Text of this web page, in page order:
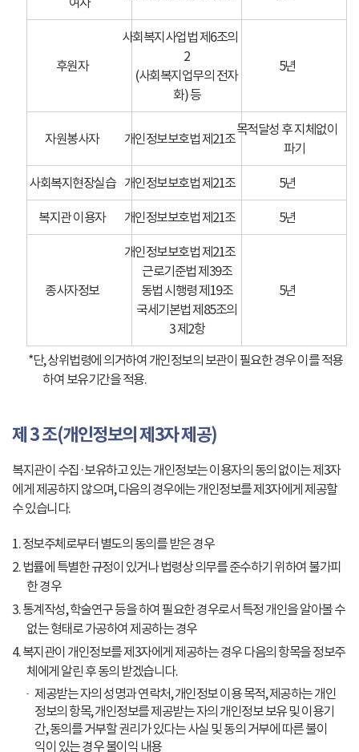
후원자
사회복지사업법 제6조의
2
(사회복지업무의 전자
화) 등
5년
자원봉사자 개인정보보호법 제21조
목적달성 후 지체없이
파기
사회복지현장실습 개인정보보호법 제21조 5년
복지관 이용자 개인정보보호법 제21조 5년
종사자정보
개인정보보호법 제21조
근로기준법 제39조
동법 시행령 제19조
국세기본법 제85조의
3 제2항
5년
*단, 상위법령에 의거하여 개인정보의 보관이 필요한 경우 이를 적용
하여 보유기간을 적용.
제 3 조(개인정보의 제3자 제공)
복지관이 수집·보유하고 있는 개인정보는 이용자의 동의 없이는 제3자
에게 제공하지 않으며, 다음의 경우에는 개인정보를 제3자에게 제공할
수 있습니다.
1. 정보주체로부터 별도의 동의를 받은 경우
2. 법률에 특별한 규정이 있거나 법령상 의무를 준수하기 위하여 불가피
한 경우
3. 통계작성, 학술연구 등을 하여 필요한 경우로서 특정 개인을 알아볼 수
없는 형태로 가공하여 제공하는 경우
4. 복지관이 개인정보를 제3자에게 제공하는 경우 다음의 항목을 정보주
체에게 알린 후 동의 받겠습니다.
제공받는 자의 성명과 연락처, 개인정보 이용 목적, 제공하는 개인
정보의 항목, 개인정보를 제공받는 자의 개인정보 보유 및 이용기
간, 동의를 거부할 권리가 있다는 사실 및 동의 거부에 따른 불이
익이 있는 경우 불이익 내용